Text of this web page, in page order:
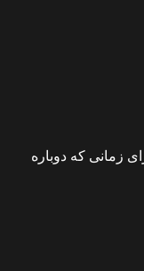
زمانی که دوباره